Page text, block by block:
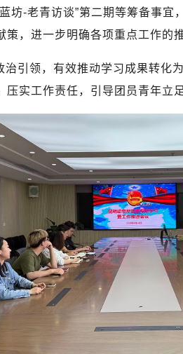
坊-老青访谈”第二期等筹备事宜
，进一步明确各项重点工作的
引领，有效推动学习成果转化
实工作责任，引导团员青年立